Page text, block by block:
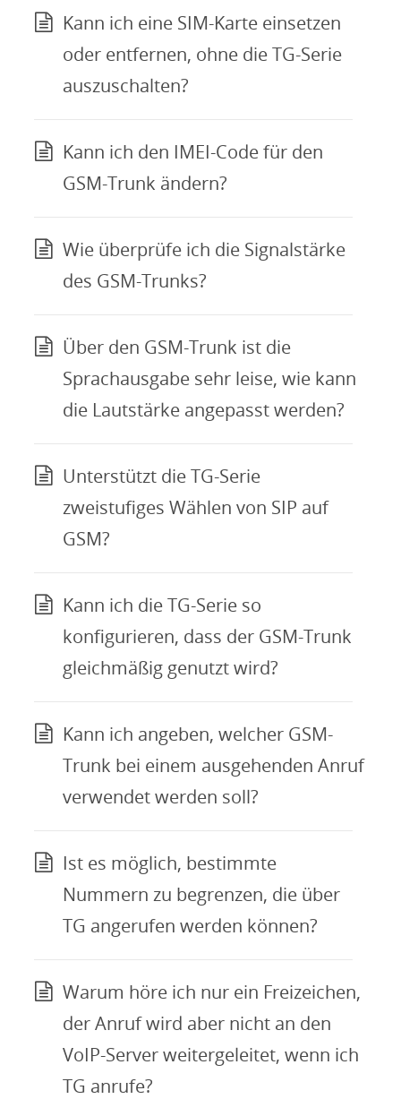
Kann ich eine SIM-Karte einsetzen
oder entfernen, ohne die TG-Serie
auszuschalten?
Kann ich den IMEI-Code für den
GSM-Trunk ändern?
Wie überprüfe ich die Signalstärke
des GSM-Trunks?
Über den GSM-Trunk ist die
Sprachausgabe sehr leise, wie kann
die Lautstärke angepasst werden?
Unterstützt die TG-Serie
zweistufiges Wählen von SIP auf
GSM?
Kann ich die TG-Serie so
konfigurieren, dass der GSM-Trunk
gleichmäßig genutzt wird?
Kann ich angeben, welcher GSM-
Trunk bei einem ausgehenden Anruf
verwendet werden soll?
Ist es möglich, bestimmte
Nummern zu begrenzen, die über
TG angerufen werden können?
Warum höre ich nur ein Freizeichen,
der Anruf wird aber nicht an den
VoIP-Server weitergeleitet, wenn ich
TG anrufe?